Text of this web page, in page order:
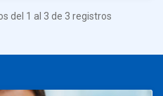
del 1 al 3 de 3 registros